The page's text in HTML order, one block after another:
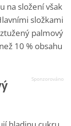
na složení však
složkami
palmový
10 % obsahu